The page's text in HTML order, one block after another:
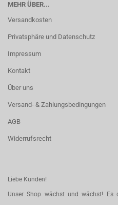
MEHR ÜBER...
Versandkosten
Privatsphäre und Datenschutz
Impressum
Kontakt
Über uns
Versand- & Zahlungsbedingungen
AGB
Widerrufsrecht
Liebe Kunden!
Unser Shop wächst und wächst!